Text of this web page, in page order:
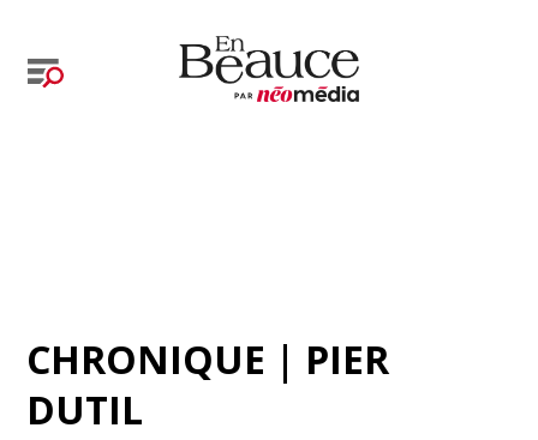
CHRONIQUE | PIER
DUTIL